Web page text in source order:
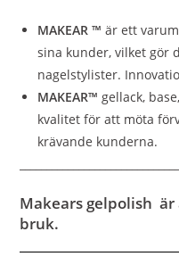
MAKEAR ™ är ett
sina kunder, vilket gör
nagelstylister.
MAKEAR™ gellack,
kvalitet för att möta
krävande kunderna.
Makears gelpolish
bruk.